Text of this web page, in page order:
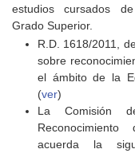
estudios cursados
Grado Superior.
R.D. 1618/2011,
sobre
el ámbito de la
(ver)
La Comisión
acuerda la